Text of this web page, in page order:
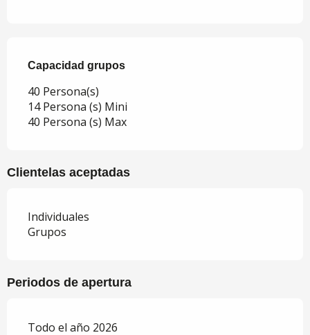
Capacidad grupos
Capacidad grupos
40 Persona(s)
14 Persona (s) Mini
40 Persona (s) Max
Clientelas aceptadas
Individuales
Grupos
Periodos de apertura
Todo el año 2026